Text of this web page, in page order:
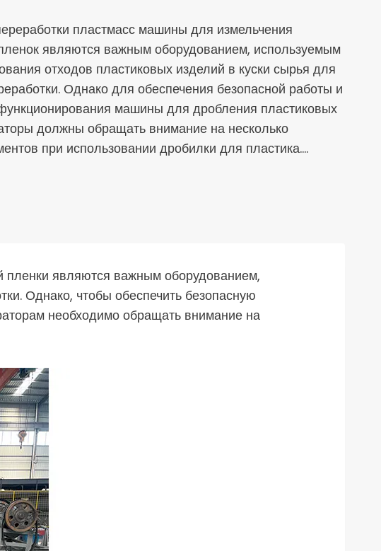
пластмасс машины для измельчения
являются важным оборудованием, используемым
отходов пластиковых изделий в куски сырья для
Однако для обеспечения безопасной работы и
машины для дробления пластиковых
должны обращать внимание на несколько
при использовании дробилки для пластика.…
являются важным оборудованием,
Однако, чтобы обеспечить безопасную
необходимо обращать внимание на